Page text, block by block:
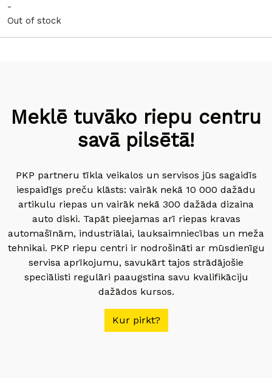
-
Out of stock
Meklē tuvāko riepu centru
savā pilsētā!
PKP partneru tīkla veikalos un servisos jūs sagaidīs
iespaidīgs preču klāsts: vairāk nekā 10 000 dažādu
artikulu riepas un vairāk nekā 300 dažāda dizaina
auto diski. Tapāt pieejamas arī riepas kravas
automašīnām, industriālai, lauksaimniecības un meža
tehnikai. PKP riepu centri ir nodrošināti ar mūsdienīgu
servisa aprīkojumu, savukārt tajos strādājošie
speciālisti regulāri paaugstina savu kvalifikāciju
dažādos kursos.
Kur pirkt?